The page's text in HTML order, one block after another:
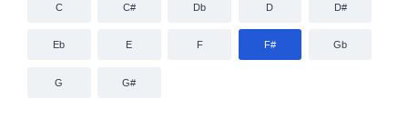
C C# Db D D#
Eb E F F# Gb
G G#